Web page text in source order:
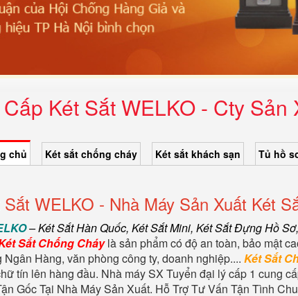
Két Sắt WELKO - Cty
chủ Két sắt chống cháy Két sắt khách sạn Tủ hồ
WELKO - Nhà Máy Sản Xuất Két
–Két Sắt Hàn Quốc, Két Sắt Mini, Két Sắt Đựng Hồ Sơ,
Sắt Chống Cháylà sản phẩm có độ an toàn, bảo mật
Hàng, văn phòng công ty, doanh nghiệp.... Két Sắt
tín lên hàng đầu. Nhà máy SX Tuyển đại lý cấp 1 cung
Gốc Tại Nhà Máy Sản Xuất. Hỗ Trợ Tư Vấn Tận Tình